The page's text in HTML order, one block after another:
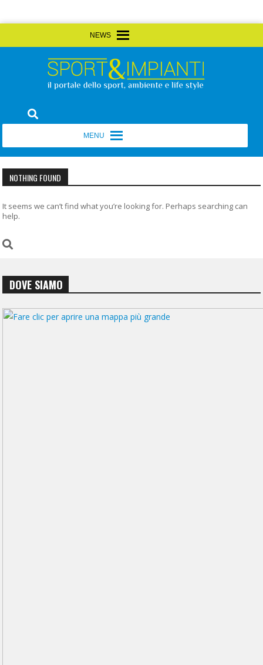
to
Sport&Impianti
NOTHING FOUND
It seems we can’t find what you’re looking for. Perhaps searching can
help.
DOVE SIAMO